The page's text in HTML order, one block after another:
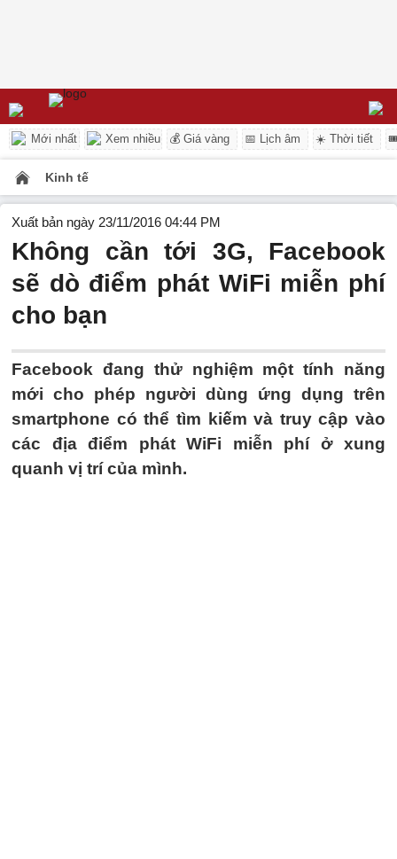
Mới nhất Xem nhiều 💰 Giá vàng 📅 Lịch âm ☀️ Thời tiết
Kinh tế
Xuất bản ngày 23/11/2016 04:44 PM
Không cần tới 3G, Facebook
sẽ dò điểm phát WiFi miễn phí
cho bạn
Facebook đang thử nghiệm một tính năng
mới cho phép người dùng ứng dụng trên
smartphone có thể tìm kiếm và truy cập vào
các địa điểm phát WiFi miễn phí ở xung
quanh vị trí của mình.